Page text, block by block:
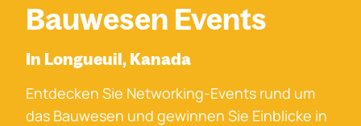
Bauwesen Events
In Longueuil, Kanada
Entdecken Sie Networking-Events rund um
das Bauwesen und gewinnen Sie Einblicke in